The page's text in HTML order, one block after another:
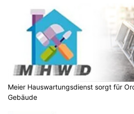
Meier Hauswartungsdienst sorgt für
Gebäude